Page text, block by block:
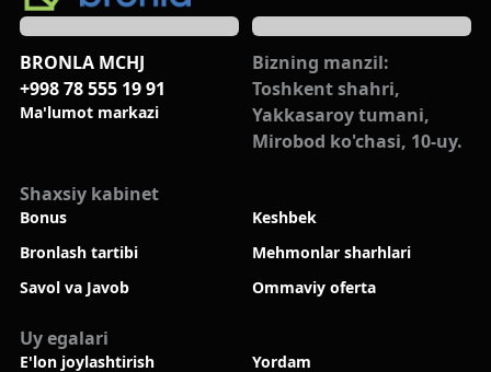
BRONLA MCHJ
+998 78 555 19 91
Ma'lumot markazi
Bizning manzil:
Toshkent shahri,
Yakkasaroy tumani,
Mirobod ko'chasi, 10-uy.
Shaxsiy kabinet
Bonus
Keshbek
Bronlash tartibi
Mehmonlar sharhlari
Savol va Javob
Ommaviy oferta
Uy egalari
E'lon joylashtirish Yordam